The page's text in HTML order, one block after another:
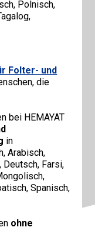
Polnisch,
Folter- und
die
bei HEMAYAT
in
Arabisch,
Deutsch, Farsi,
Spanisch,
ohne